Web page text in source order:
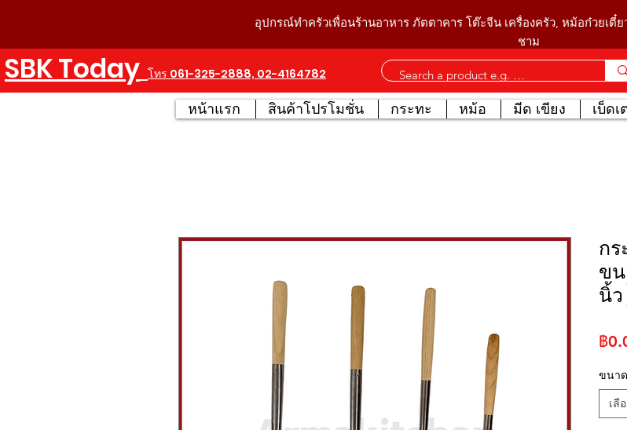
อุปกรณ์ทำครัวเพื่อนร้านอาหาร ภัตตาคาร โต๊ะจีน เครื่องครัว, หม้อก๋วยเตี๋
ชาม
SBK Today โทร 061-325-2888, 02-4164782
หน้าแรก สินค้าโปรโมชั่น กระทะ หม้อ มีด เขียง เบ็ดเ
ก
ข
นิ้
฿
ขนาด
เลื